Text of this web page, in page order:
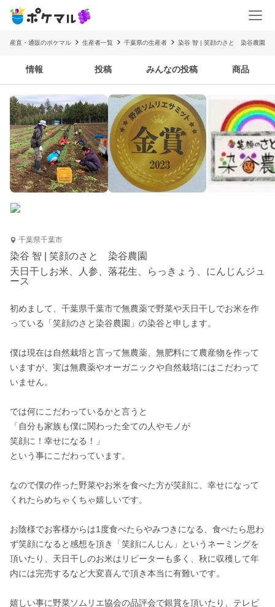
産直・通販のポケマル 生産者一覧 千葉県の生産者 染谷 智 | 笑顔のさと 染谷農園
情報 投稿 みんなの投稿 商品
千葉県千葉市
染谷 智 | 笑顔のさと 染谷農園
天日干しお米、人参、落花生、らっきょう、にんじんジュ
ース
初めまして、千葉県千葉市で無農薬で野菜や天日干しでお米を作
っている「笑顔のさと染谷農園」の染谷と申します。
僕は現在は自然栽培と言って無農薬、無肥料にて農産物を作って
いますが、実は無農薬やオーガニックや自然栽培にはこだわって
いません。
では何にこだわっているかと言うと
「自分も家族も僕に関わった全ての人やモノが
笑顔に！幸せになる！」
という事にこだわっています。
なので僕の作った野菜やお米を食べた方が笑顔に、幸せになって
くれたらめちゃくちゃ嬉しいです。
お陰様でお客様からは1度食べたらやみつきになる、食べたら思わ
ず笑顔になると感想を頂き「笑顔にんじん」というネーミングを
頂いたり、天日干しのお米はリピーターも多く、秋に収穫して年
内には完売するなど大変喜んで頂き本当に有難いです。
嬉しい事に野菜ソムリエ協会の品評会で銀賞を頂いたり、テレビ